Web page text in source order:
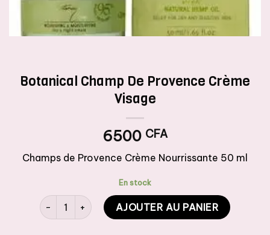
Botanical Champ De Provence Crème
Visage
6500 CFA
Champs de Provence Crème Nourrissante 50 ml
En stock
quantité de Botanical Champ De Provence Crème
AJOUTER AU PANIER